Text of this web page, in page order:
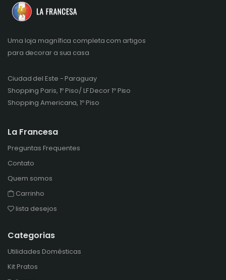
Uma loja magnífica completa com artigos
para decorar a sua casa
Ciudad del Este - Paraguay
Shopping Paris, 1º Piso/ LF Decor 1º Piso
Shopping Americana, 1º Piso
La Francesa
Preguntas Frequentes
Contato
Quem somos
Carrinho
lista desejos
Categorias
Utilidades Domésticas
Kit Pratos